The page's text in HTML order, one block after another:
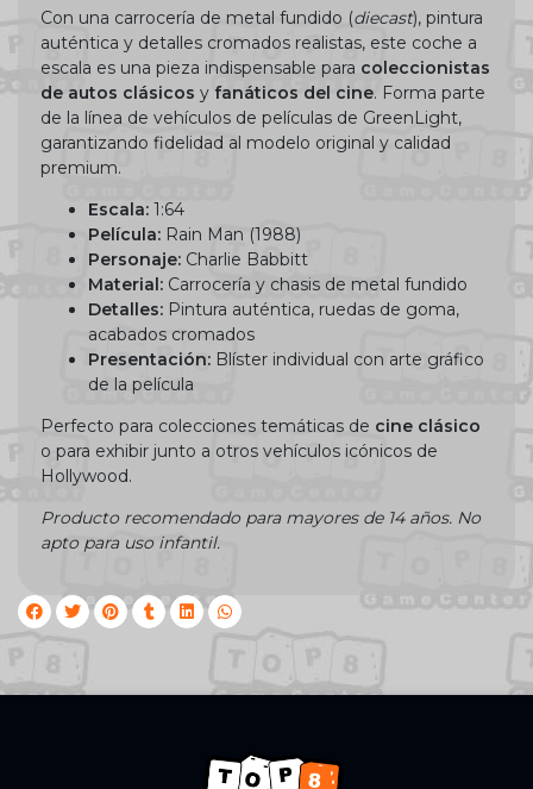
Con una carrocería de metal fundido (diecast), pintura
auténtica y detalles cromados realistas, este coche a
escala es una pieza indispensable para coleccionistas
de autos clásicos y fanáticos del cine. Forma parte
de la línea de vehículos de películas de GreenLight,
garantizando fidelidad al modelo original y calidad
premium.
Escala: 1:64
Película: Rain Man (1988)
Personaje: Charlie Babbitt
Material: Carrocería y chasis de metal fundido
Detalles: Pintura auténtica, ruedas de goma,
acabados cromados
Presentación: Blíster individual con arte gráfico
de la película
Perfecto para colecciones temáticas de cine clásico
o para exhibir junto a otros vehículos icónicos de
Hollywood.
Producto recomendado para mayores de 14 años. No
apto para uso infantil.